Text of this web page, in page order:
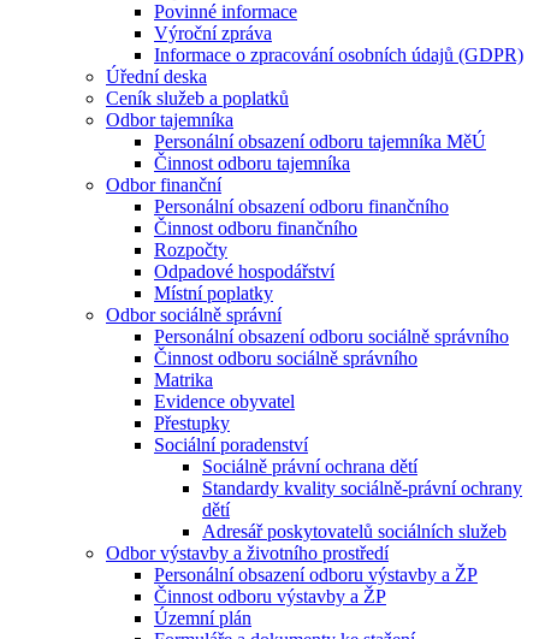
Povinné informace
Výroční zpráva
Informace o zpracování osobních údajů (GDPR)
Úřední deska
Ceník služeb a poplatků
Odbor tajemníka
Personální obsazení odboru tajemníka MěÚ
Činnost odboru tajemníka
Odbor finanční
Personální obsazení odboru finančního
Činnost odboru finančního
Rozpočty
Odpadové hospodářství
Místní poplatky
Odbor sociálně správní
Personální obsazení odboru sociálně správního
Činnost odboru sociálně správního
Matrika
Evidence obyvatel
Přestupky
Sociální poradenství
Sociálně právní ochrana dětí
Standardy kvality sociálně-právní ochrany
dětí
Adresář poskytovatelů sociálních služeb
Odbor výstavby a životního prostředí
Personální obsazení odboru výstavby a ŽP
Činnost odboru výstavby a ŽP
Územní plán